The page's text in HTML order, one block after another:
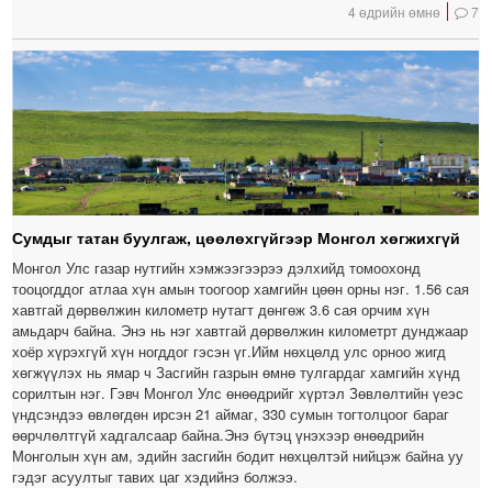
4 өдрийн өмнө 7
Сумдыг татан буулгаж, цөөлөхгүйгээр Монгол хөгжихгүй
Монгол Улс газар нутгийн хэмжээгээрээ дэлхийд томоохонд
тооцогддог атлаа хүн амын тоогоор хамгийн цөөн орны нэг. 1.56 сая
хавтгай дөрвөлжин километр нутагт дөнгөж 3.6 сая орчим хүн
амьдарч байна. Энэ нь нэг хавтгай дөрвөлжин километрт дунджаар
хоёр хүрэхгүй хүн ногддог гэсэн үг.Ийм нөхцөлд улс орноо жигд
хөгжүүлэх нь ямар ч Засгийн газрын өмнө тулгардаг хамгийн хүнд
сорилтын нэг. Гэвч Монгол Улс өнөөдрийг хүртэл Зөвлөлтийн үеэс
үндсэндээ өвлөгдөн ирсэн 21 аймаг, 330 сумын тогтолцоог бараг
өөрчлөлтгүй хадгалсаар байна.Энэ бүтэц үнэхээр өнөөдрийн
Монголын хүн ам, эдийн засгийн бодит нөхцөлтэй нийцэж байна уу
гэдэг асуултыг тавих цаг хэдийнэ болжээ.